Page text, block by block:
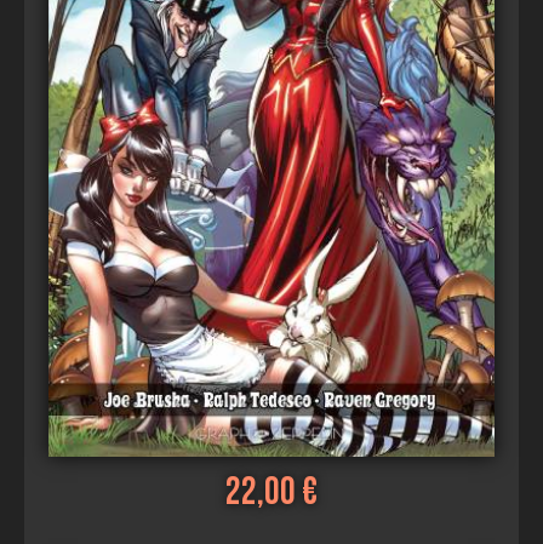
22,00 €